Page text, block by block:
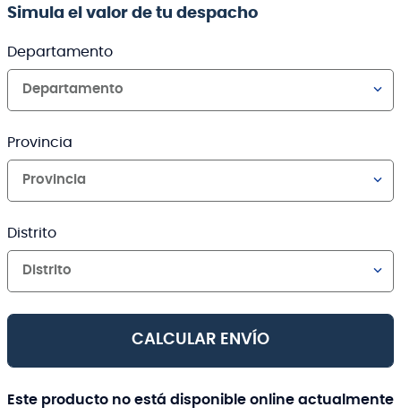
Simula el valor de tu despacho
Departamento
Departamento
Provincia
Provincia
Distrito
Distrito
CALCULAR ENVÍO
Este producto no está disponible online actualmente